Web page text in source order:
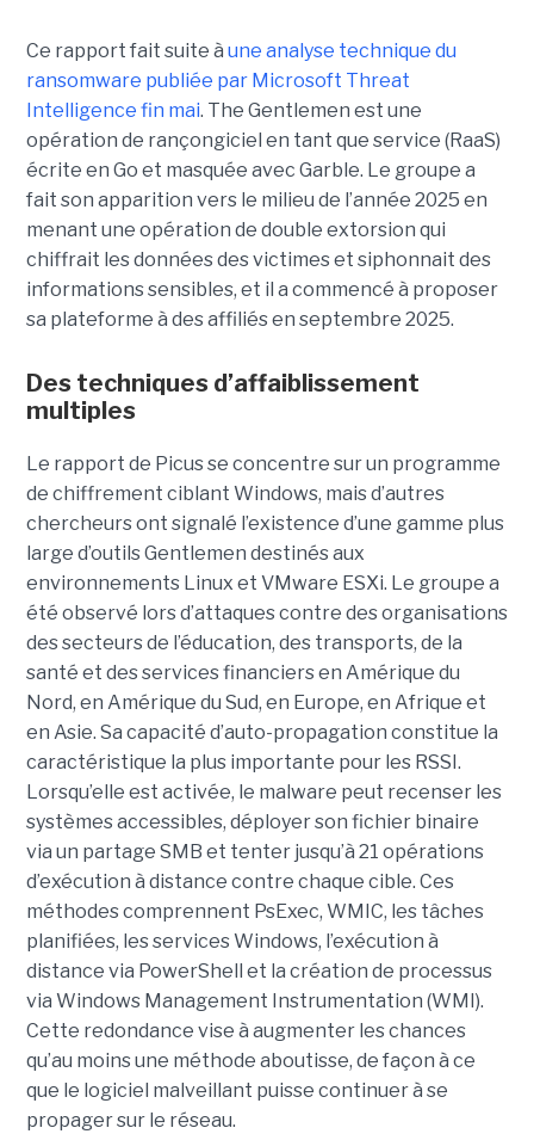
Ce rapport fait suite à une analyse technique du
ransomware publiée par Microsoft Threat
Intelligence fin mai. The Gentlemen est une
opération de rançongiciel en tant que service (RaaS)
écrite en Go et masquée avec Garble. Le groupe a
fait son apparition vers le milieu de l’année 2025 en
menant une opération de double extorsion qui
chiffrait les données des victimes et siphonnait des
informations sensibles, et il a commencé à proposer
sa plateforme à des affiliés en septembre 2025.
Des techniques d’affaiblissement
multiples
Le rapport de Picus se concentre sur un programme
de chiffrement ciblant Windows, mais d’autres
chercheurs ont signalé l’existence d’une gamme plus
large d’outils Gentlemen destinés aux
environnements Linux et VMware ESXi. Le groupe a
été observé lors d’attaques contre des organisations
des secteurs de l’éducation, des transports, de la
santé et des services financiers en Amérique du
Nord, en Amérique du Sud, en Europe, en Afrique et
en Asie. Sa capacité d’auto-propagation constitue la
caractéristique la plus importante pour les RSSI.
Lorsqu’elle est activée, le malware peut recenser les
systèmes accessibles, déployer son fichier binaire
via un partage SMB et tenter jusqu’à 21 opérations
d’exécution à distance contre chaque cible. Ces
méthodes comprennent PsExec, WMIC, les tâches
planifiées, les services Windows, l’exécution à
distance via PowerShell et la création de processus
via Windows Management Instrumentation (WMI).
Cette redondance vise à augmenter les chances
qu’au moins une méthode aboutisse, de façon à ce
que le logiciel malveillant puisse continuer à se
propager sur le réseau.